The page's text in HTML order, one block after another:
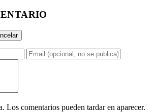
Los comentarios pueden tardar en aparecer.